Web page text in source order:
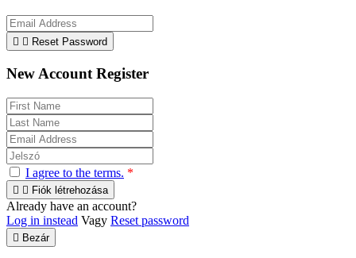
  Reset Password
New Account Register
I agree to the terms. *
  Fiók létrehozása
Already have an account?
Log in instead Vagy Reset password
 Bezár